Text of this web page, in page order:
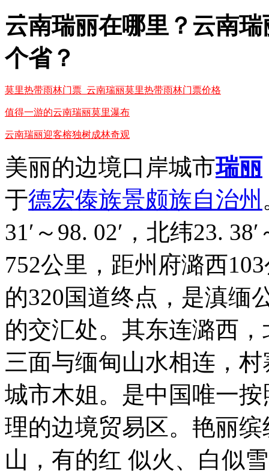
云南瑞丽在哪里？云南
个省？
莫里热带雨林门票_云南瑞丽莫里热带雨林门票价格
值得一游的云南瑞丽莫里瀑布
云南瑞丽迎客榕独树成林奇观
美丽的边境口岸城市瑞丽
于德宏傣族景颇族自治州
31′～98. 02′，北纬23.
752公里，距州府潞西
的320国道终点，是滇缅
的交汇处。其东连潞西，
三面与缅甸山水相连，
城市木姐。是中国唯一
理的边境贸易区。艳丽
山，有的红 似火、白似